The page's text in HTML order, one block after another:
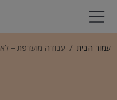
עמוד הבית עבודה מועדפת – לא